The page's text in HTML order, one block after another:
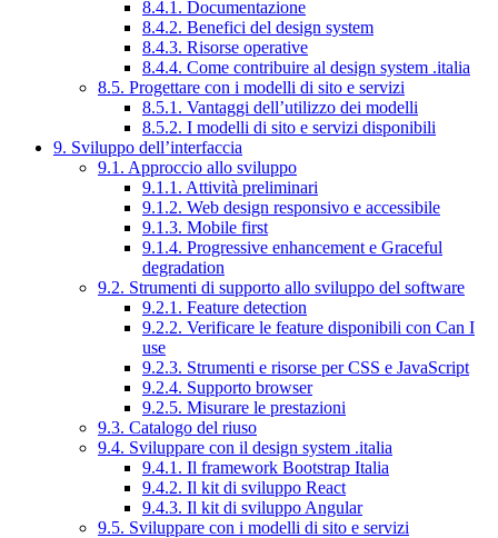
8.4.1. Documentazione
8.4.2. Benefici del design system
8.4.3. Risorse operative
8.4.4. Come contribuire al design system .italia
8.5. Progettare con i modelli di sito e servizi
8.5.1. Vantaggi dell’utilizzo dei modelli
8.5.2. I modelli di sito e servizi disponibili
9. Sviluppo dell’interfaccia
9.1. Approccio allo sviluppo
9.1.1. Attività preliminari
9.1.2. Web design responsivo e accessibile
9.1.3. Mobile first
9.1.4. Progressive enhancement e Graceful
degradation
9.2. Strumenti di supporto allo sviluppo del software
9.2.1. Feature detection
9.2.2. Verificare le feature disponibili con Can I
use
9.2.3. Strumenti e risorse per CSS e JavaScript
9.2.4. Supporto browser
9.2.5. Misurare le prestazioni
9.3. Catalogo del riuso
9.4. Sviluppare con il design system .italia
9.4.1. Il framework Bootstrap Italia
9.4.2. Il kit di sviluppo React
9.4.3. Il kit di sviluppo Angular
9.5. Sviluppare con i modelli di sito e servizi